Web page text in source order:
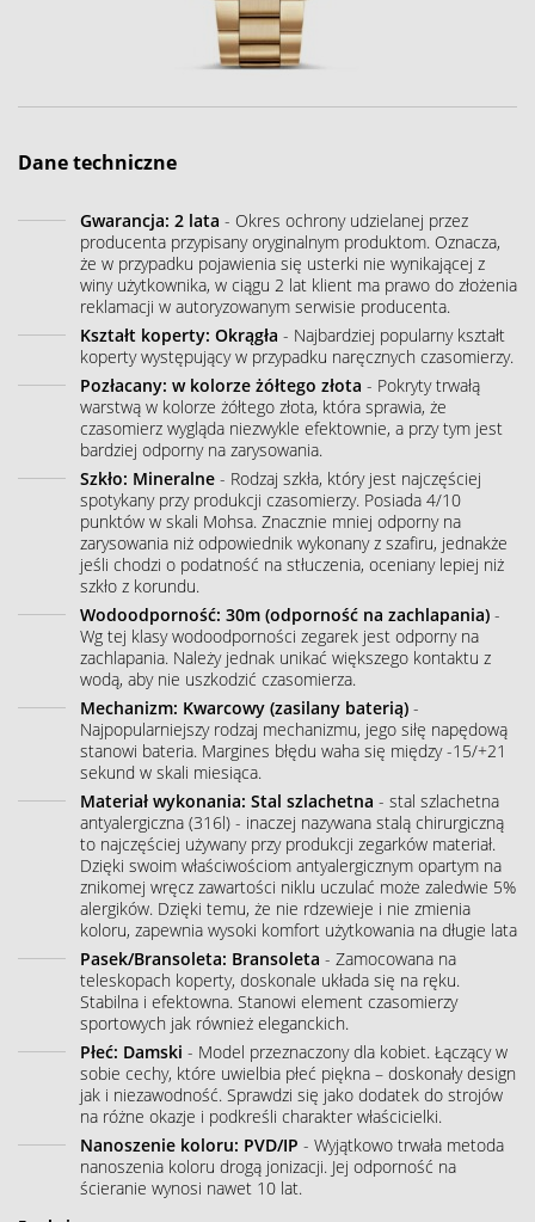
Dane techniczne
Gwarancja: 2 lata - Okres ochrony udzielanej przez
producenta przypisany oryginalnym produktom. Oznacza,
że w przypadku pojawienia się usterki nie wynikającej z
winy użytkownika, w ciągu 2 lat klient ma prawo do złożenia
reklamacji w autoryzowanym serwisie producenta.
Kształt koperty: Okrągła - Najbardziej popularny kształt
koperty występujący w przypadku naręcznych czasomierzy.
Pozłacany: w kolorze żółtego złota - Pokryty trwałą
warstwą w kolorze żółtego złota, która sprawia, że
czasomierz wygląda niezwykle efektownie, a przy tym jest
bardziej odporny na zarysowania.
Szkło: Mineralne - Rodzaj szkła, który jest najczęściej
spotykany przy produkcji czasomierzy. Posiada 4/10
punktów w skali Mohsa. Znacznie mniej odporny na
zarysowania niż odpowiednik wykonany z szafiru, jednakże
jeśli chodzi o podatność na stłuczenia, oceniany lepiej niż
szkło z korundu.
Wodoodporność: 30m (odporność na zachlapania) -
Wg tej klasy wodoodporności zegarek jest odporny na
zachlapania. Należy jednak unikać większego kontaktu z
wodą, aby nie uszkodzić czasomierza.
Mechanizm: Kwarcowy (zasilany baterią) -
Najpopularniejszy rodzaj mechanizmu, jego siłę napędową
stanowi bateria. Margines błędu waha się między -15/+21
sekund w skali miesiąca.
Materiał wykonania: Stal szlachetna - stal szlachetna
antyalergiczna (316l) - inaczej nazywana stalą chirurgiczną
to najczęściej używany przy produkcji zegarków materiał.
Dzięki swoim właściwościom antyalergicznym opartym na
znikomej wręcz zawartości niklu uczulać może zaledwie 5%
alergików. Dzięki temu, że nie rdzewieje i nie zmienia
koloru, zapewnia wysoki komfort użytkowania na długie lata
Pasek/Bransoleta: Bransoleta - Zamocowana na
teleskopach koperty, doskonale układa się na ręku.
Stabilna i efektowna. Stanowi element czasomierzy
sportowych jak również eleganckich.
Płeć: Damski - Model przeznaczony dla kobiet. Łączący w
sobie cechy, które uwielbia płeć piękna – doskonały design
jak i niezawodność. Sprawdzi się jako dodatek do strojów
na różne okazje i podkreśli charakter właścicielki.
Nanoszenie koloru: PVD/IP - Wyjątkowo trwała metoda
nanoszenia koloru drogą jonizacji. Jej odporność na
ścieranie wynosi nawet 10 lat.